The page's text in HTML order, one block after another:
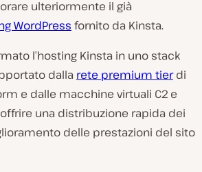
ulteriormente il già
WordPress fornito da Kinsta.
l’hosting Kinsta in uno stack
dalla rete premium tierdi
e dalle macchine virtuali C2 e
una distribuzione rapida dei
delle prestazioni del sito